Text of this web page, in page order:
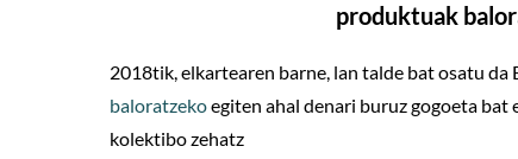
produktuak
2018tik, elkartearen barne, lan talde bat osatu da
baloratzekoegiten ahal denari buruz gogoeta bat
kolektibo zehatz